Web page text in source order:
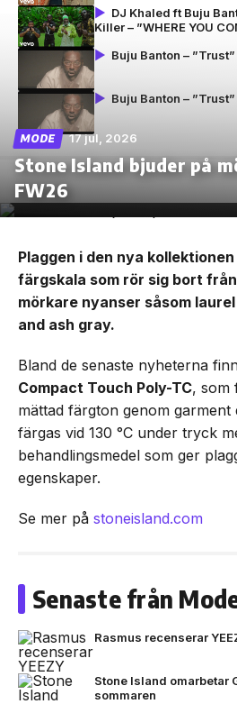
DJ Khaled ft Buju
Killer – ”WHERE YOU
Buju Banton – ”Trust”
Buju Banton – ”Trust”
MODE 17 jul, 2026
Stone Island bjuder på
FW26
Plaggen i den nya
färgskala som rör sig bort
mörkare nyanser såsom
and ash gray.
Bland de senaste nyheterna
Compact Touch Poly-TC, som
mättad färgton genom
färgas vid 130 °C under tryck
behandlingsmedel som ger
egenskaper.
Se mer på stoneisland.com
Senaste från
Rasmus recenserar
Stone Island omarbetar
sommaren